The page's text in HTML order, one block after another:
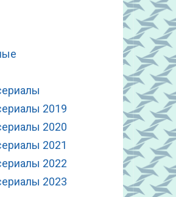
2019
2020
2021
2022
2023